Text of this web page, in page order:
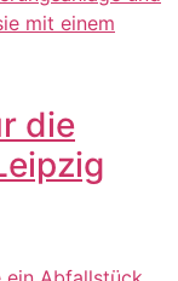
die